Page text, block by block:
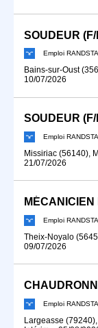
SOUDEUR (F/
Emploi
Bains-sur-Oust
10/07/2026
SOUDEUR (F/
Emploi
Missiriac (56140),
21/07/2026
Emploi
Theix-Noyalo
09/07/2026
Emploi
Largeasse